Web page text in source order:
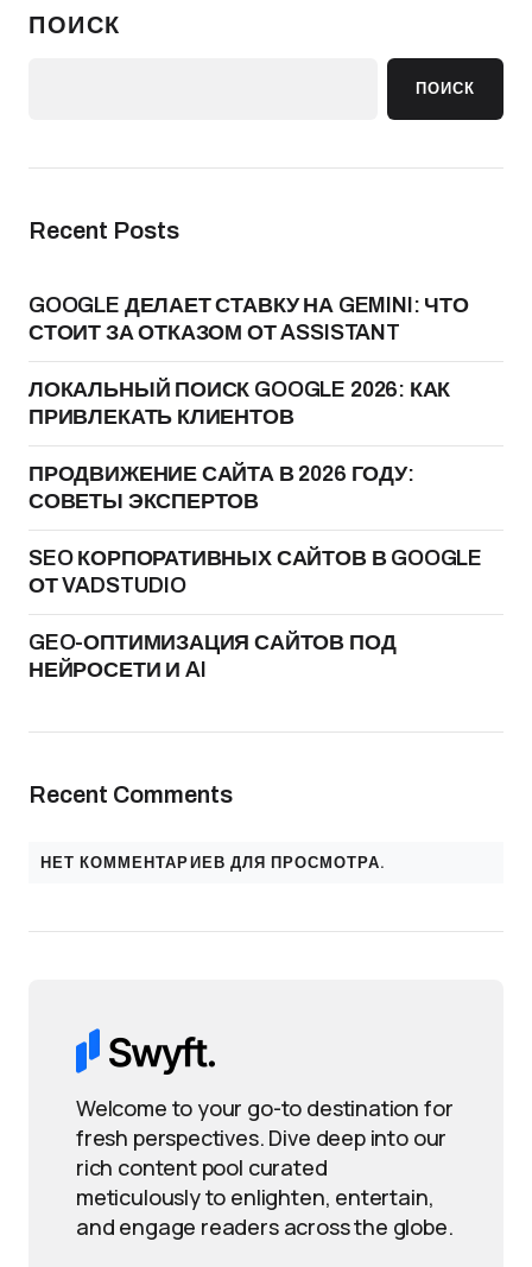
ПОИСК
ПОИСК
Recent Posts
GOOGLE ДЕЛАЕТ СТАВКУ НА GEMINI: ЧТО
СТОИТ ЗА ОТКАЗОМ ОТ ASSISTANT
ЛОКАЛЬНЫЙ ПОИСК GOOGLE 2026: КАК
ПРИВЛЕКАТЬ КЛИЕНТОВ
ПРОДВИЖЕНИЕ САЙТА В 2026 ГОДУ:
СОВЕТЫ ЭКСПЕРТОВ
SEO КОРПОРАТИВНЫХ САЙТОВ В GOOGLE
ОТ VADSTUDIO
GEO-ОПТИМИЗАЦИЯ САЙТОВ ПОД
НЕЙРОСЕТИ И AI
Recent Comments
НЕТ КОММЕНТАРИЕВ ДЛЯ ПРОСМОТРА.
Welcome to your go-to destination for
fresh perspectives. Dive deep into our
rich content pool curated
meticulously to enlighten, entertain,
and engage readers across the globe.